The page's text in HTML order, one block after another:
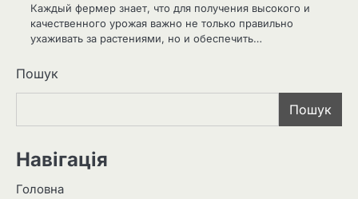
Каждый фермер знает, что для получения высокого и
качественного урожая важно не только правильно
ухаживать за растениями, но и обеспечить…
Пошук
Пошук
Навігація
Головна